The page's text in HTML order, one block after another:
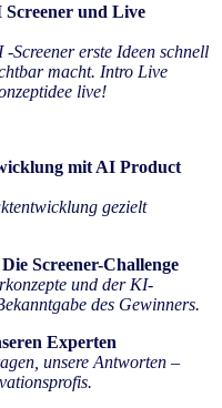
Screener und Live
Screener erste Ideen schnell
macht. Intro Live
live!
mit AI Product
gezielt
Screener-Challenge
und der KI-
des Gewinners.
Experten
unsere Antworten –